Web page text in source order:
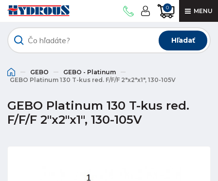
0 MENU
Hľadať
GEBO
GEBO - Platinum
GEBO Platinum 130 T-kus red. F/F/F 2"x2"x1", 130-105V
GEBO Platinum 130 T-kus red.
F/F/F 2"x2"x1", 130-105V